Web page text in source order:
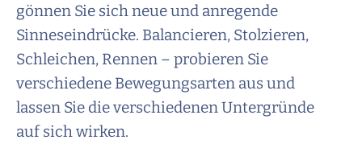
gönnen Sie sich neue und anregende
Sinneseindrücke. Balancieren, Stolzieren,
Schleichen, Rennen – probieren Sie
verschiedene Bewegungsarten aus und
lassen Sie die verschiedenen Untergründe
auf sich wirken.